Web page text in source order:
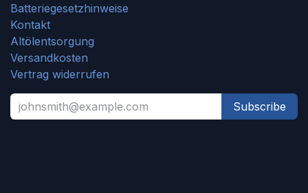
Batteriegesetzhinweise
Kontakt
Altölentsorgung
Versandkosten
Vertrag widerrufen
Subscribe